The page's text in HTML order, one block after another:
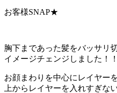
お客様SNAP★
胸下まであった髪をバッサリ
イメージチェンジしました！！
お顔まわりを中心にレイヤー
上からレイヤーを入れすぎな